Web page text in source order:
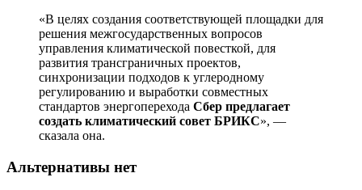
«В целях создания соответствующей площадки для
решения межгосударственных вопросов
управления климатической повесткой, для
развития трансграничных проектов,
синхронизации подходов к углеродному
регулированию и выработки совместных
стандартов энергоперехода Сбер предлагает
создать климатический совет БРИКС», —
сказала она.
Альтернативы нет